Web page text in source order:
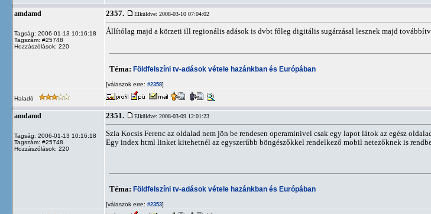
amdamd
Tagság: 2006-01-13 10:16:18
Tagszám: #25748
Hozzászólások: 220
2357. Elküldve: 2008-03-10 07:04:02
Állítólag majd a körzeti ill regionális adások is dvbt főleg digitális sugárzásal lesznek majd
Téma: Földfelszíni tv-adások vétele hazánkban és Európában
[válaszok erre: #2358]
Haladó
amdamd
Tagság: 2006-01-13 10:16:18
Tagszám: #25748
Hozzászólások: 220
2351. Elküldve: 2008-03-09 12:01:23
Szia Kocsis Ferenc az oldalad nem jön be rendesen operaminivel csak egy lapot látok az egész
Egy index html linket kitehetnél az egyszerűbb böngészőkkel rendelkező mobil netezőknek is
Téma: Földfelszíni tv-adások vétele hazánkban és Európában
[válaszok erre: #2353]